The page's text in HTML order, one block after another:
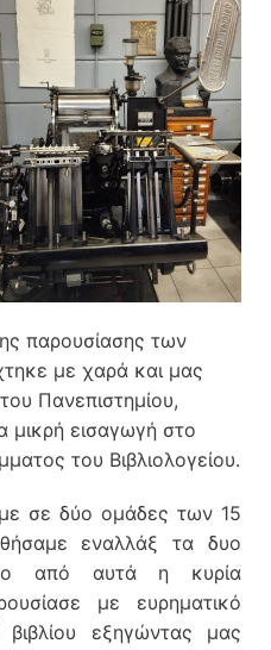
παρουσίασης των
με χαρά και μας
Πανεπιστημίου,
μικρή εισαγωγή στο
του Βιβλιολογείου.
σε δύο ομάδες των 15
εναλλάξ τα δυο
από αυτά η κυρία
με ευρηματικό
εξηγώντας μας